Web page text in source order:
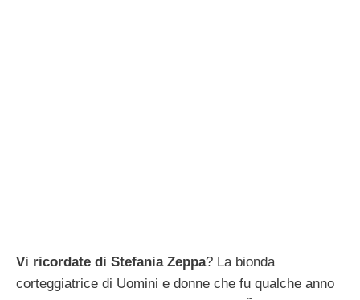
Vi ricordate di Stefania Zeppa? La bionda
corteggiatrice di Uomini e donne che fu qualche anno